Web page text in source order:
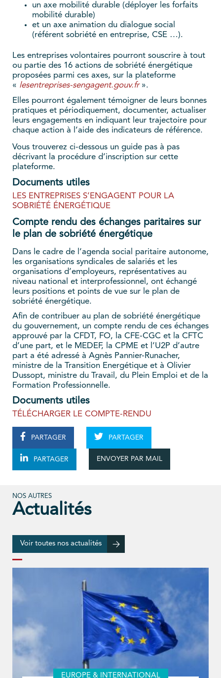
un axe mobilité durable (déployer les forfaits
mobilité durable)
et un axe animation du dialogue social
(référent sobriété en entreprise, CSE …).
Les entreprises volontaires pourront souscrire à tout
ou partie des 16 actions de sobriété énergétique
proposées parmi ces axes, sur la plateforme
« lesentreprises-sengagent.gouv.fr ».
Elles pourront également témoigner de leurs bonnes
pratiques et périodiquement, documenter, actualiser
leurs engagements en indiquant leur trajectoire pour
chaque action à l’aide des indicateurs de référence.
Vous trouverez ci-dessous un guide pas à pas
décrivant la procédure d’inscription sur cette
plateforme.
Documents utiles
LES ENTREPRISES S’ENGAGENT POUR LA
SOBRIÉTÉ ÉNERGÉTIQUE
Compte rendu des échanges paritaires sur
le plan de sobriété énergétique
Dans le cadre de l’agenda social paritaire autonome,
les organisations syndicales de salariés et les
organisations d’employeurs, représentatives au
niveau national et interprofessionnel, ont échangé
leurs positions et points de vue sur le plan de
sobriété énergétique.
Afin de contribuer au plan de sobriété énergétique
du gouvernement, un compte rendu de ces échanges
approuvé par la CFDT, FO, la CFE-CGC et la CFTC
d’une part, et le MEDEF, la CPME et l’U2P d’autre
part a été adressé à Agnès Pannier-Runacher,
ministre de la Transition Energétique et à Olivier
Dussopt, ministre du Travail, du Plein Emploi et de la
Formation Professionnelle.
Documents utiles
TÉLÉCHARGER LE COMPTE-RENDU
PARTAGER PARTAGER
PARTAGER ENVOYER PAR MAIL
NOS AUTRES
Actualités
Voir toutes nos actualités
EUROPE & INTERNATIONAL